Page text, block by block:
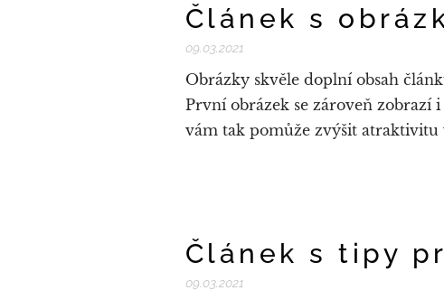
Článek s
09.03.2021
Obrázky skvěle doplní obsah
První obrázek se zároveň zobrazí
vám tak pomůže zvýšit atraktivitu
Článek s tipy
09.03.2021